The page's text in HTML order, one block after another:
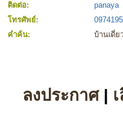
ติดต่อ:
panaya
โทรศัพย์:
คำค้น:
บ้านเดี่ย
ลงประกาศ|